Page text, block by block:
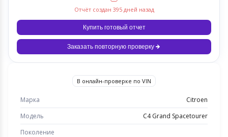
Отчёт создан 395 дней назад
Купить готовый отчет
Заказать повторную проверку
В онлайн-проверке по VIN
Марка
Citroen
Модель
C4 Grand Spacetourer
Поколение